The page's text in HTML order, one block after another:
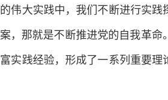
大实践中，我们不断进行实践
，那就是不断推进党的自我革命
实践经验，形成了一系列重要理